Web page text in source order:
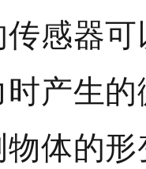
感器
产生
体的